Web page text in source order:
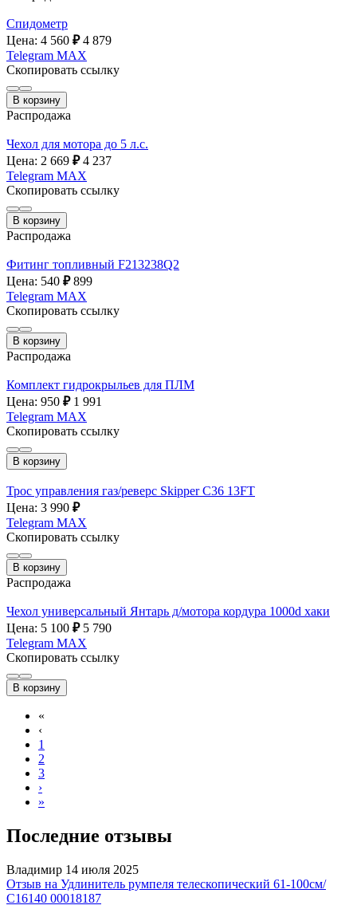
Спидометр
Цена: 4 560 ₽ 4 879
Telegram MAX
Скопировать ссылку
В корзину
Распродажа
Чехол для мотора до 5 л.с.
Цена: 2 669 ₽ 4 237
Telegram MAX
Скопировать ссылку
В корзину
Распродажа
Фитинг топливный F213238Q2
Цена: 540 ₽ 899
Telegram MAX
Скопировать ссылку
В корзину
Распродажа
Комплект гидрокрыльев для ПЛМ
Цена: 950 ₽ 1 991
Telegram MAX
Скопировать ссылку
В корзину
Трос управления газ/реверс Skipper C36 13FT
Цена: 3 990 ₽
Telegram MAX
Скопировать ссылку
В корзину
Распродажа
Чехол универсальный Янтарь д/мотора кордура 1000d хаки
Цена: 5 100 ₽ 5 790
Telegram MAX
Скопировать ссылку
В корзину
«
‹
1
2
3
›
»
Последние отзывы
Владимир 14 июля 2025
Отзыв на Удлинитель румпеля телескопический 61-100см/
С16140 00018187